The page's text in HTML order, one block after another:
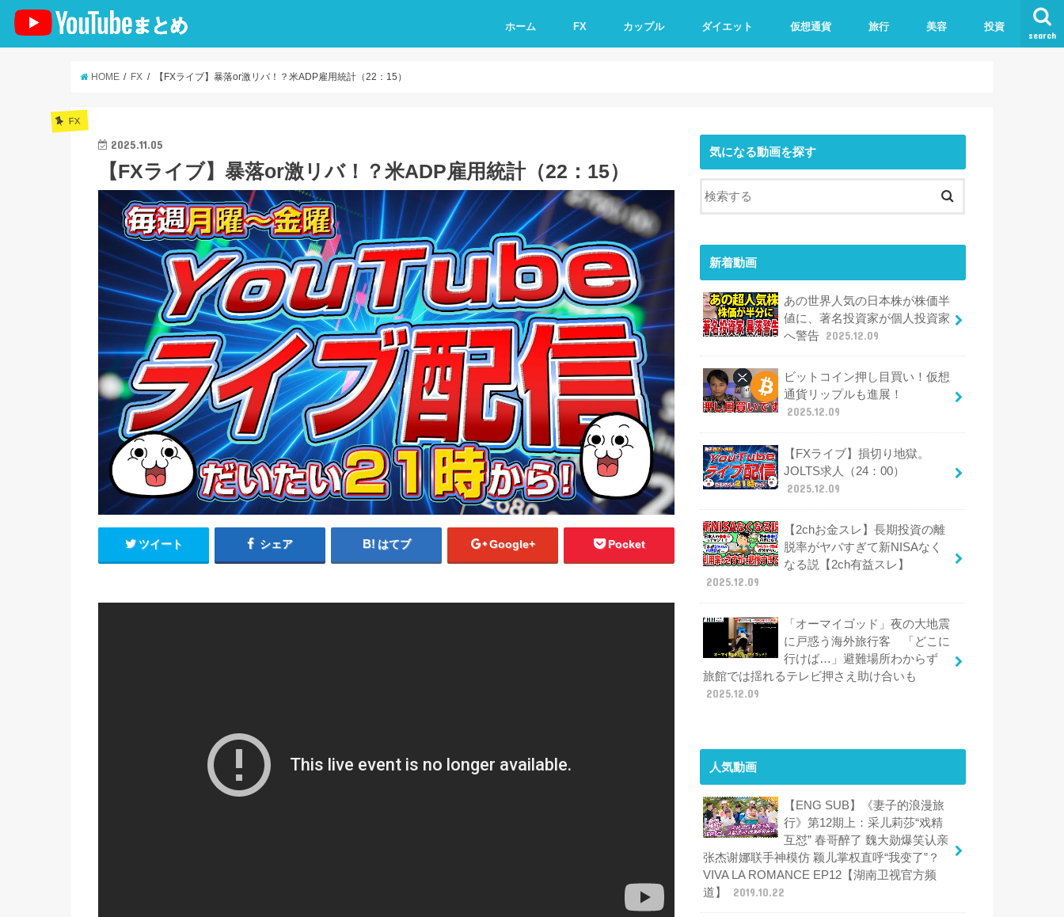
search
ホーム FX カップル ダイエット 仮想通貨 旅行 美容 投資
HOME FX 【FXライブ】暴落or激リバ！？米ADP雇用統計（22：15）
FX
2025.11.05
【FXライブ】暴落or激リバ！？米ADP雇用統計（22：15）
ツイート シェア はてブ Google+ Pocket
気になる動画を探す
新着動画
あの世界人気の日本株が株価半
値に、著名投資家が個人投資家
へ警告 2025.12.09
ビットコイン押し目買い！仮想
通貨リップルも進展！
2025.12.09
【FXライブ】損切り地獄。
JOLTS求人（24：00）
2025.12.09
【2chお金スレ】長期投資の離
脱率がヤバすぎて新NISAなく
なる説【2ch有益スレ】
2025.12.09
「オーマイゴッド」夜の大地震
に戸惑う海外旅行客 「どこに
行けば…」避難場所わからず
旅館では揺れるテレビ押さえ助け合いも
2025.12.09
人気動画
【ENG SUB】《妻子的浪漫旅
行》第12期上：采儿莉莎“戏精
互怼” 春哥醉了 魏大勋爆笑认亲
张杰谢娜联手神模仿 颖儿掌权直呼“我变了”？
VIVA LA ROMANCE EP12【湖南卫视官方频
道】
2019.10.22